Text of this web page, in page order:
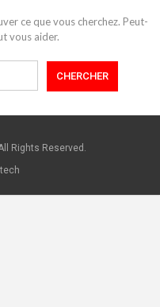
ce que vous cherchez. Peut-
vous aider.
Rights Reserved.